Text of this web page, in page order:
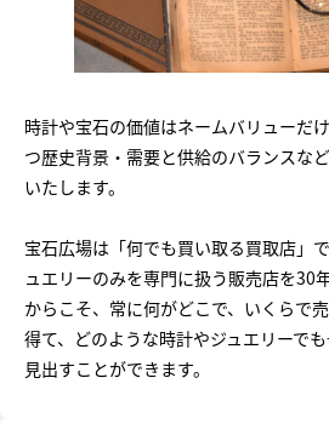
時計や宝石の価値はネームバリューだ
つ歴史背景・需要と供給のバランスな
いたします。
宝石広場は「何でも買い取る買取店」
ュエリーのみを専門に扱う販売店を30
からこそ、常に何がどこで、いくらで
得て、どのような時計やジュエリーで
見出すことができます。